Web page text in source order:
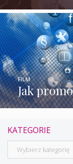
Jak
FILM
KATEGORIE
Kategorie